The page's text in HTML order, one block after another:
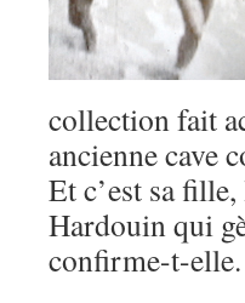
collection fait
ancienne cave
Et c’est sa
Hardouin qui
confirme-t-elle.